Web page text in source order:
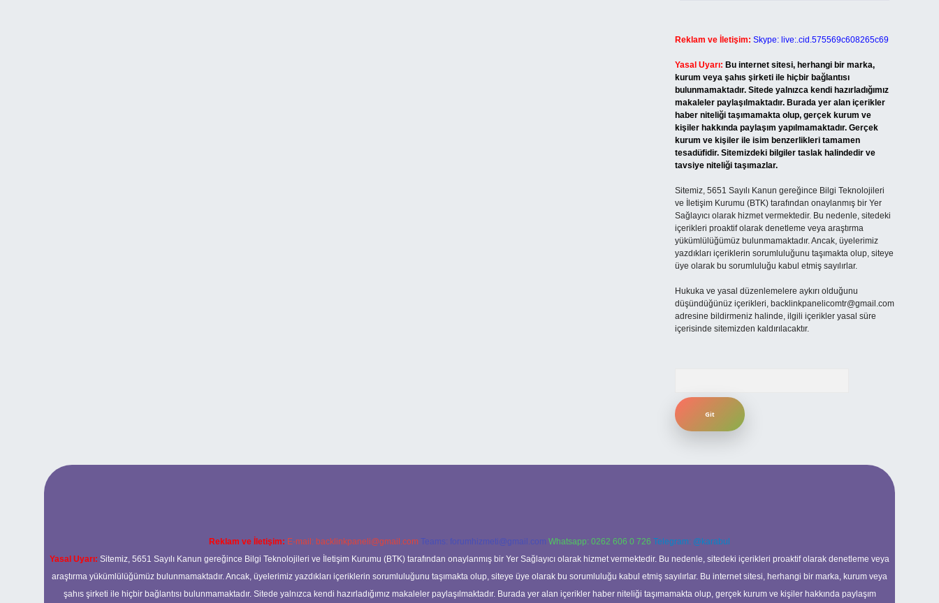
Reklam ve İletişim: Skype: live:.cid.575569c608265c69
Yasal Uyarı: Bu internet sitesi, herhangi bir marka,
kurum veya şahıs şirketi ile hiçbir bağlantısı
bulunmamaktadır. Sitede yalnızca kendi hazırladığımız
makaleler paylaşılmaktadır. Burada yer alan içerikler
haber niteliği taşımamakta olup, gerçek kurum ve
kişiler hakkında paylaşım yapılmamaktadır. Gerçek
kurum ve kişiler ile isim benzerlikleri tamamen
tesadüfidir. Sitemizdeki bilgiler taslak halindedir ve
tavsiye niteliği taşımazlar.
Sitemiz, 5651 Sayılı Kanun gereğince Bilgi Teknolojileri
ve İletişim Kurumu (BTK) tarafından onaylanmış bir Yer
Sağlayıcı olarak hizmet vermektedir. Bu nedenle, sitedeki
içerikleri proaktif olarak denetleme veya araştırma
yükümlülüğümüz bulunmamaktadır. Ancak, üyelerimiz
yazdıkları içeriklerin sorumluluğunu taşımakta olup, siteye
üye olarak bu sorumluluğu kabul etmiş sayılırlar.
Hukuka ve yasal düzenlemelere aykırı olduğunu
düşündüğünüz içerikleri, backlinkpanelicomtr@gmail.com
adresine bildirmeniz halinde, ilgili içerikler yasal süre
içerisinde sitemizden kaldırılacaktır.
Reklam ve İletişim: E-mail: backlinkpaneli@gmail.com Teams: forumhizmeti@gmail.com Whatsapp: 0262 606 0 726 Telegram: @karabul
Yasal Uyarı: Sitemiz, 5651 Sayılı Kanun gereğince Bilgi Teknolojileri ve İletişim Kurumu (BTK) tarafından onaylanmış bir Yer Sağlayıcı olarak hizmet vermektedir. Bu nedenle, sitedeki içerikleri proaktif olarak denetleme veya
araştırma yükümlülüğümüz bulunmamaktadır. Ancak, üyelerimiz yazdıkları içeriklerin sorumluluğunu taşımakta olup, siteye üye olarak bu sorumluluğu kabul etmiş sayılırlar. Bu internet sitesi, herhangi bir marka, kurum veya
şahıs şirketi ile hiçbir bağlantısı bulunmamaktadır. Sitede yalnızca kendi hazırladığımız makaleler paylaşılmaktadır. Burada yer alan içerikler haber niteliği taşımamakta olup, gerçek kurum ve kişiler hakkında paylaşım